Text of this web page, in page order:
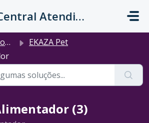
principal
EKAZA Central Atendimento
EKAZA Pet
(3)